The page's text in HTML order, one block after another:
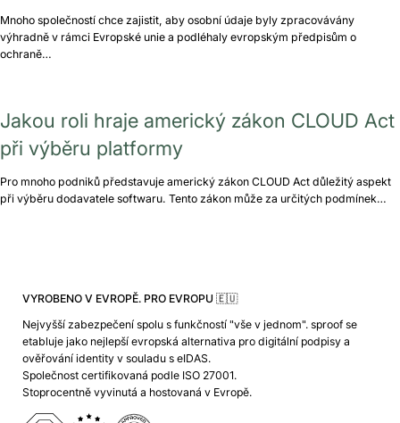
Mnoho společností chce zajistit, aby osobní údaje byly zpracovávány
výhradně v rámci Evropské unie a podléhaly evropským předpisům o
ochraně…
Jakou roli hraje americký zákon CLOUD Act
při výběru platformy
Pro mnoho podniků představuje americký zákon CLOUD Act důležitý aspekt
při výběru dodavatele softwaru. Tento zákon může za určitých podmínek…
VYROBENO V EVROPĚ. PRO EVROPU 🇪🇺
Nejvyšší zabezpečení spolu s funkčností "vše v jednom". sproof se
etabluje jako nejlepší evropská alternativa pro digitální podpisy a
ověřování identity v souladu s eIDAS.
Společnost certifikovaná podle ISO 27001.
Stoprocentně vyvinutá a hostovaná v Evropě.